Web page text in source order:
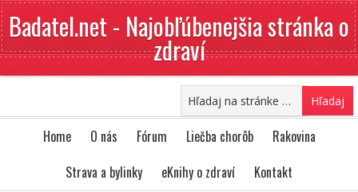
Badatel.net - Najobľúbenejšia stránka o
zdraví
Home O nás Fórum Liečba chorôb
Rakovina
Strava a bylinky
eKnihy o zdraví Kontakt